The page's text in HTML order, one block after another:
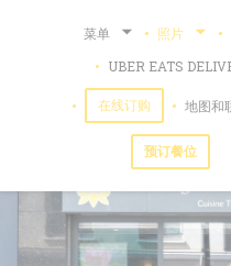
菜单 照片
UBER EATS
在线订购 ((在新窗口中
地图和
预订餐位